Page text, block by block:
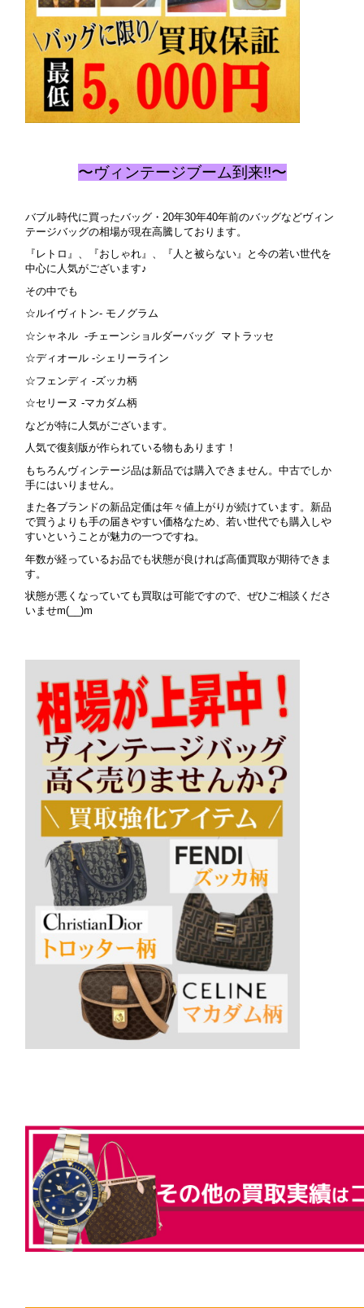
〜ヴィンテージブーム到来!!〜
バブル時代に買ったバッグ・20年30年40年前のバッグなどヴィン
テージバッグの相場が現在高騰しております。
『レトロ』、『おしゃれ』、『人と被らない』と今の若い世代を
中心に人気がございます♪
その中でも
☆ルイヴィトン- モノグラム
☆シャネル -チェーンショルダーバッグ マトラッセ
☆ディオール -シェリーライン
☆フェンディ -ズッカ柄
☆セリーヌ -マカダム柄
などが特に人気がございます。
人気で復刻版が作られている物もあります！
もちろんヴィンテージ品は新品では購入できません。中古でしか
手にはいりません。
また各ブランドの新品定価は年々値上がりが続けています。新品
で買うよりも手の届きやすい価格なため、若い世代でも購入しや
すいということが魅力の一つですね。
年数が経っているお品でも状態が良ければ高価買取が期待できま
す。
状態が悪くなっていても買取は可能ですので、ぜひご相談くださ
いませm(__)m